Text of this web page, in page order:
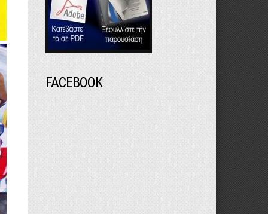
FACEBOOK